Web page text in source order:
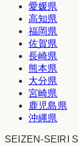
愛媛県
高知県
福岡県
佐賀県
長崎県
熊本県
大分県
宮崎県
鹿児島県
沖縄県
SEIZEN-SEIRI